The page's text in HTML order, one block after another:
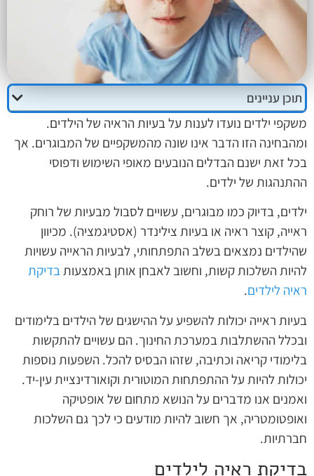
תַּפְרִיט
הֵנְּגִישׁוּת
ALT+0
תוכן עניינים
משקפי ילדים נועדו לענות על בעיות הראיה של הילדים.
ומהבחינה הזו הדבר אינו שונה מהמשקפיים של המבוגרים. אך
בכל זאת ישנם הבדלים הנובעים מאופי השימוש ודפוסי
ההתנהגות של ילדים.
ילדים, בדיוק כמו מבוגרים, עשויים לסבול מבעיות של רוחק
ראייה, קוצר ראיה או בעיות צילינדר (אסטיגמציה). מכיוון
שהילדים נמצאים בשלב התפתחותי, לבעיות הראייה עשויות
להיות השלכות קשות, וחשוב לאבחן אותן באמצעותבדיקת
ראיה לילדים.
בעיות ראייה יכולות להשפיע על ההישגים של הילדים בלימודים
ובכלל ההשתלבות במערכת החינוך. הם עשויים להתקשות
בלימודי קריאה וכתיבה, שזהו הבסיס להכל. השפעות נוספות
יכולות להיות על ההתפתחות המוטורית וקואורדינציית עין-יד.
ואמנים אנו מדברים על הנושא מתחום של אופטיקה
ואופטומטריה, אך חשוב להיות מודעים כי לכך גם השלכות
חברתיות.
בדיקת ראיה לילדים